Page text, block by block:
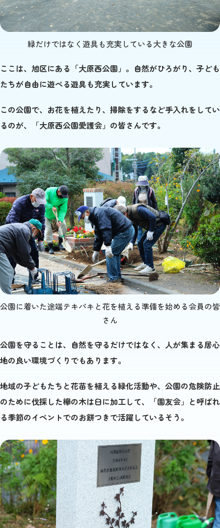
緑だけではなく遊具も充実している大きな公園
ここは、旭区にある「大原西公園」。自然がひろがり、子ども
たちが自由に遊べる遊具も充実しています。
この公園で、お花を植えたり、掃除をするなど手入れをしてい
るのが、「大原西公園愛護会」の皆さんです。
公園に着いた途端テキパキと花を植える準備を始める会員の皆
さん
公園を守ることは、自然を守るだけではなく、人が集まる居心
地の良い環境づくりでもあります。
地域の子どもたちと花苗を植える緑化活動や、公園の危険防止
のために伐採した欅の木は臼に加工して、「園友会」と呼ばれ
る季節のイベントでのお餅つきで活躍しているそう。